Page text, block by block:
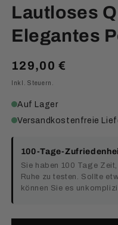
Lautloses
Elegantes
Normaler
129,00 €
Inkl. Steuern.
Auf Lager
Versandkostenfreie
100-Tage-
Sie haben 100 Tage
Ruhe zu testen. Sollte
können Sie es